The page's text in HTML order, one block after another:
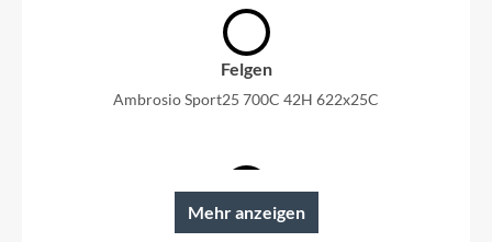
Felgen
Ambrosio Sport25 700C 42H 622x25C
Reifen
Mehr anzeigen